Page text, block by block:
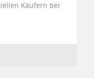
Käufern bei